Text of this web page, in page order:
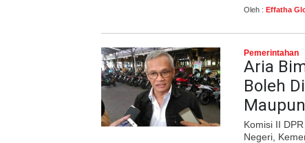
Oleh : Effatha
Pemerintahan
Aria
Boleh
Komisi II
Negeri,